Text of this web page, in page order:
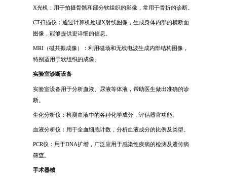
X光机：用于拍摄骨骼和部分软组织的影像，常用于骨折的诊断。
CT扫描仪：通过计算机处理X射线图像，生成身体内部的横断面
图像，能够提供更详细的信息。
MRI（磁共振成像）：利用磁场和无线电波生成内部结构图像，
特别适用于软组织的成像。
实验室诊断设备
实验室设备用于分析血液、尿液等体液，帮助医生做出准确的诊
断。
生化分析仪：检测血液中的各种化学成分，评估器官功能。
血液分析仪：用于全血细胞计数，分析血液成分的比例及类型。
PCR仪：用于DNA扩增，广泛应用于感染性疾病的检测及遗传病
筛查。
手术器械